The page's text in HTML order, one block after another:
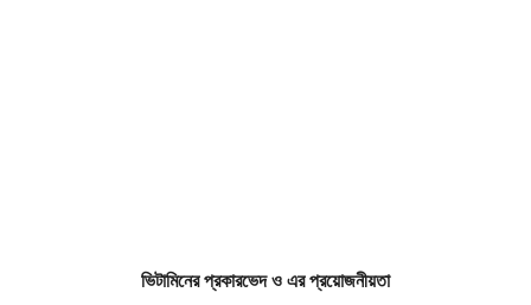
ভিটামিনের প্রকারভেদ ও এর প্রয়োজনীয়তা